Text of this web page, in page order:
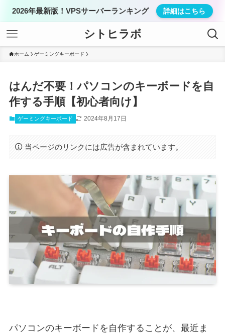
2026年最新版！VPSサーバーランキング 詳細はこちら
シトヒラボ
ホーム ゲーミングキーボード
はんだ不要！パソコンのキーボードを自
作する手順【初心者向け】
ゲーミングキーボード 2024年8月17日
当ページのリンクには広告が含まれています。
パソコンのキーボードを自作することが、最近ま